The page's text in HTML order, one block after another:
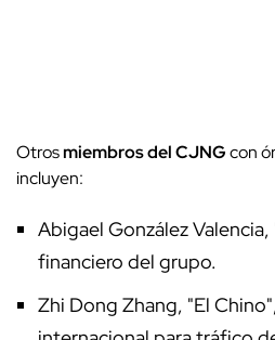
Otrosmiembros del CJNGcon
incluyen:
Abigael González
financiero del grupo.
Zhi Dong Zhang, "El